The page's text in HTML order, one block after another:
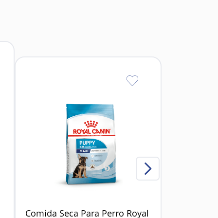
favorece una mejor digestión y evita
el aburrimiento y fomentando la actividad
uso alimentario.
uso.
la actividad del lamido.
Comida Seca Para Perro Royal